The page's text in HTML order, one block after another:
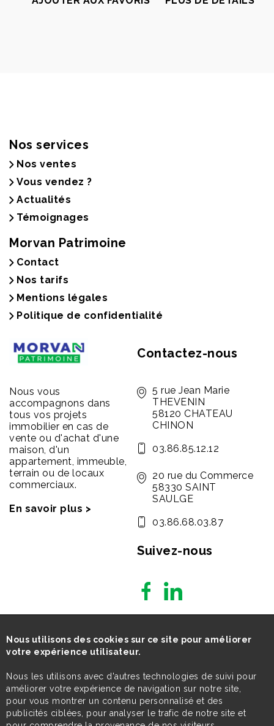
Nos services
Nos ventes
Vous vendez ?
Actualités
Témoignages
Morvan Patrimoine
Contact
Nos tarifs
Mentions légales
Politique de confidentialité
Nous vous
accompagnons dans
tous vos projets
immobilier en cas de
vente ou d'achat d'une
maison, d'un
appartement, immeuble,
terrain ou de locaux
commerciaux.
En savoir plus >
Contactez-nous
5 rue Jean Marie
THEVENIN
58120 CHATEAU
CHINON
03.86.85.12.12
20 rue du Commerce
58330 SAINT
SAULGE
03.86.68.03.87
Suivez-nous
Nous utilisons des cookies sur ce site pour améliorer
votre expérience utilisateur.
Nous les utilisons avec d'autres technologies de suivi pour
améliorer votre expérience de navigation sur notre site,
pour vous montrer un contenu personnalisé et des
publicités ciblées, pour analyser le trafic de notre site et